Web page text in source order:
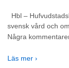
Hbl –
svensk vård och
Några
Läs mer ›